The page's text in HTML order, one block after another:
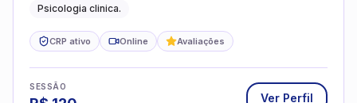
Psicologia clinica.
CRP ativo Online Avaliações
SESSÃO
Ver Perfil